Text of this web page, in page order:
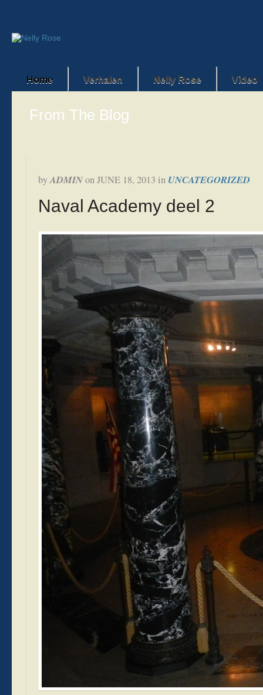
Home Verhalen Nelly Rose Video
From The Blog
byADMINonJUNE 18, 2013 in UNCATEGORIZED
Naval Academy deel 2